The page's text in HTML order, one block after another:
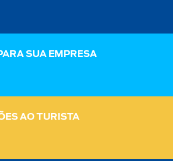
SUA EMPRESA
AO TURISTA